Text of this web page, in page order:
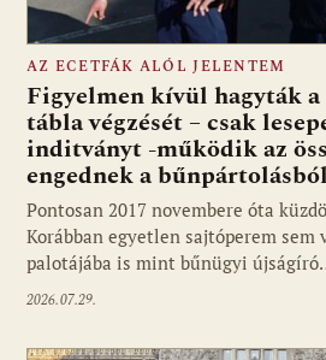
AZ ECETFÁK ALÓL JELENTEM
Figyelmen kívül hagyták
tábla végzését – csak
inditványt -működik az
engednek a bűnpártolásból
Pontosan 2017 novembere óta
Korábban egyetlen sajtóperem sem
palotájába is mint bűnügyi
2026.07.29.